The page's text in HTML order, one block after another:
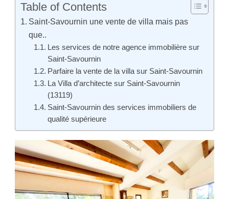
Table of Contents
Saint-Savournin une vente de villa mais pas
que..
Les services de notre agence immobilière sur
Saint-Savournin
Parfaire la vente de la villa sur Saint-Savournin
La Villa d’architecte sur Saint-Savournin
(13119)
Saint-Savournin des services immobiliers de
qualité supérieure